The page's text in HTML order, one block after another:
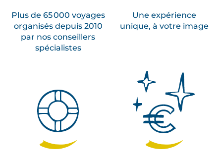
Plus de 65 000 voyages
organisés depuis 2010
par nos conseillers
spécialistes
Une expérience
unique, à votre image